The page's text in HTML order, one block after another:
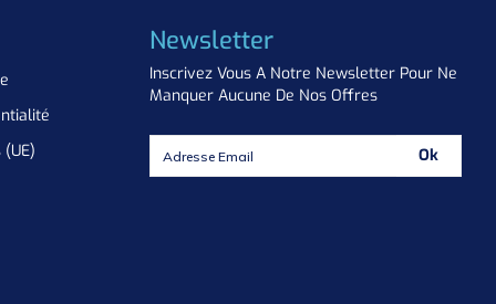
Newsletter
Inscrivez Vous A Notre Newsletter Pour Ne
Manquer Aucune De Nos Offres
Ok